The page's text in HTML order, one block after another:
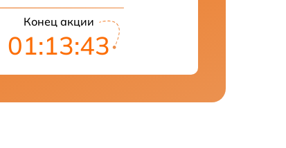
Конец акции
01:13:42